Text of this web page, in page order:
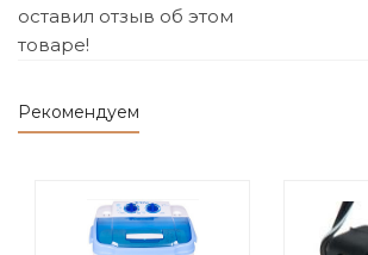
оставил отзыв об этом
товаре!
Рекомендуем